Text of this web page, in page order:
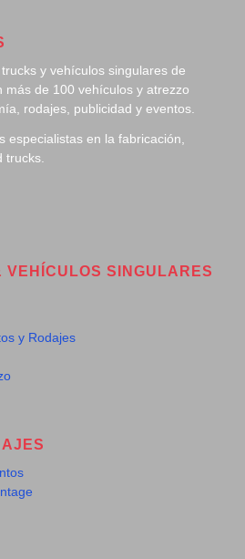
y vehículos singulares de
más de 100 vehículos y atrezzo
rodajes, publicidad y eventos.
especialistas en la fabricación,
trucks.
VEHÍCULOS SINGULARES
y Rodajes